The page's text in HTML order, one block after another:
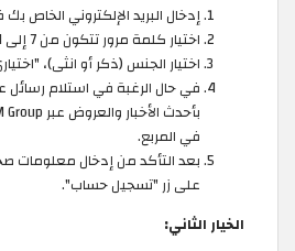
إدخال البريد الإلكتروني الخاص
اختيار كلمة مرور تتكون من 7 إلى 64 رمزًا.
اختيار الجنس (ذكر أو انثى)،
في حال الرغبة في استلام رسائل
في المربع.
بعد التأكد من إدخال معلومات
على زر "تسجيل حساب".
الخيار الثاني: